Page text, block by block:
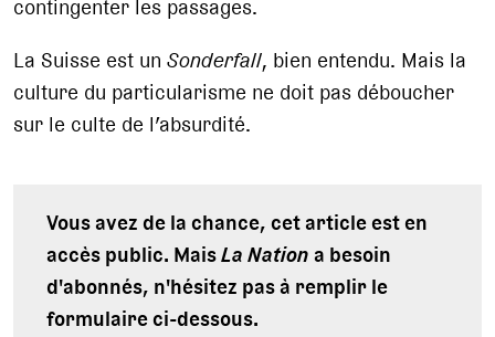
contingenter les passages.
La Suisse est un Sonderfall, bien entendu. Mais la
culture du particularisme ne doit pas déboucher
sur le culte de l’absurdité.
Vous avez de la chance, cet article est en
accès public. MaisLa Nationa besoin
d'abonnés, n'hésitez pas à remplir le
formulaire ci-dessous.